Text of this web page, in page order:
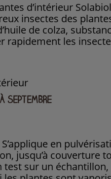
d’intérieur
insectes des
de colza,
rapidement les
SEPTEMBRE
en
jusqu’à couverture
test sur un